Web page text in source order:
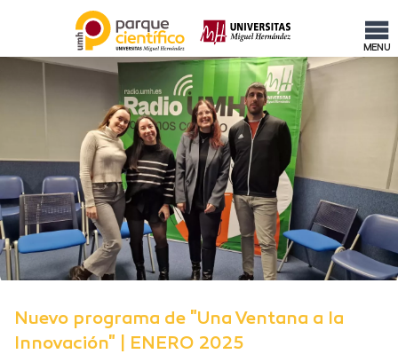
MENU
Nuevo programa de "Una Ventana a la
Innovación" | ENERO 2025